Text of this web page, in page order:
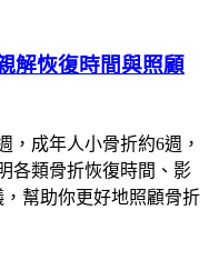
解恢復時間與照顧
，成年人小骨折約6週，
各類骨折恢復時間、影
幫助你更好地照顧骨折